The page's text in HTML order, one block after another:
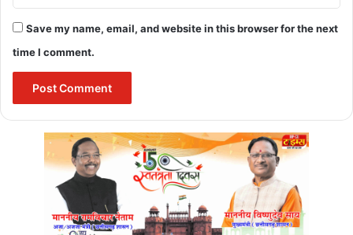
Save my name, email, and website in this browser for the next
time I comment.